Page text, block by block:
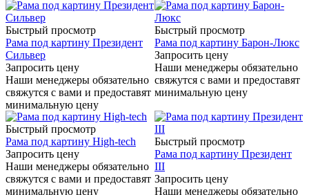
Быстрый просмотр
Рама под картину Президент
Сильвер
Запросить цену
Наши менеджеры обязательно
свяжутся с вами и предоставят
минимальную цену
Быстрый просмотр
Рама под картину Барон-Люкс
Запросить цену
Наши менеджеры обязательно
свяжутся с вами и предоставят
минимальную цену
Быстрый просмотр
Рама под картину High-tech
Запросить цену
Наши менеджеры обязательно
свяжутся с вами и предоставят
минимальную цену
Быстрый просмотр
Рама под картину Президент
III
Запросить цену
Наши менеджеры обязательно